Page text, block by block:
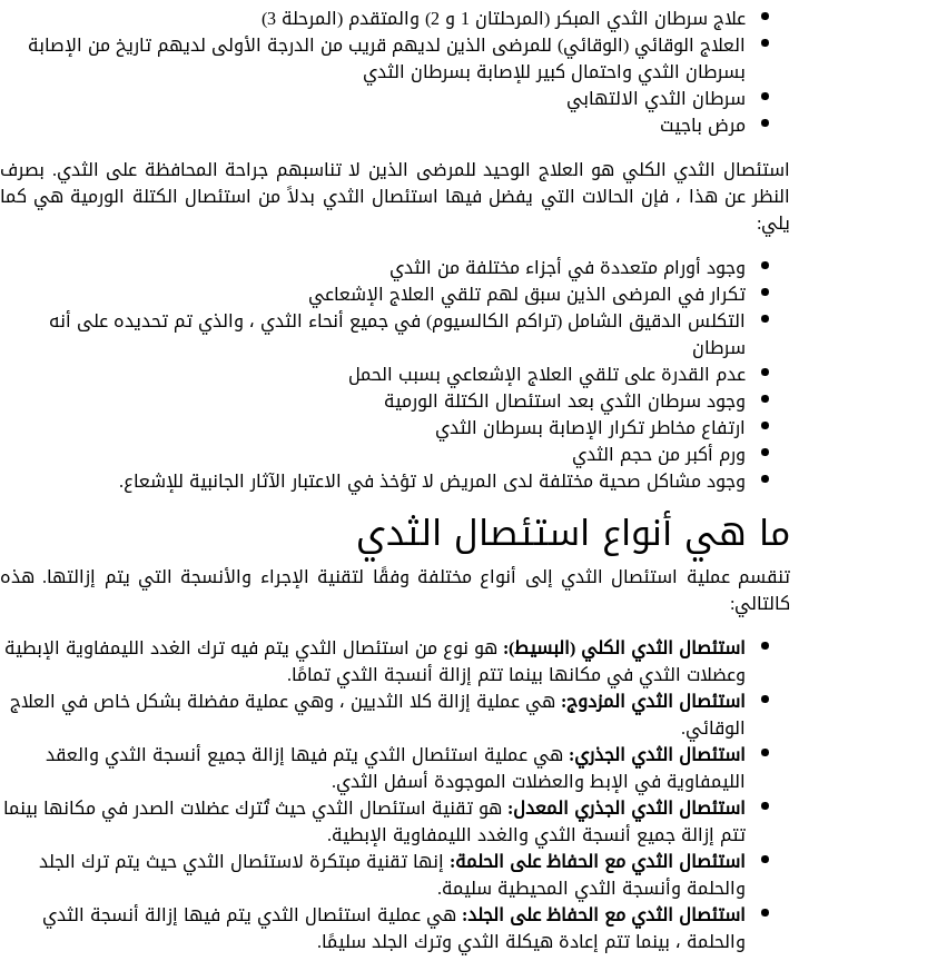
علاج سرطان الثدي المبكر (المرحلتان 1 و 2) والمتقدم (المرحلة 3)
العلاج الوقائي (الوقائي) للمرضى الذين لديهم قريب من الدرجة الأولى لديهم تاريخ من الإصابة
بسرطان الثدي واحتمال كبير للإصابة بسرطان الثدي
سرطان الثدي الالتهابي
مرض باجيت
استئصال الثدي الكلي هو العلاج الوحيد للمرضى الذين لا تناسبهم جراحة المحافظة على الثدي. بصرف
النظر عن هذا ، فإن الحالات التي يفضل فيها استئصال الثدي بدلاً من استئصال الكتلة الورمية هي كما
يلي:
وجود أورام متعددة في أجزاء مختلفة من الثدي
تكرار في المرضى الذين سبق لهم تلقي العلاج الإشعاعي
التكلس الدقيق الشامل (تراكم الكالسيوم) في جميع أنحاء الثدي ، والذي تم تحديده على أنه
سرطان
عدم القدرة على تلقي العلاج الإشعاعي بسبب الحمل
وجود سرطان الثدي بعد استئصال الكتلة الورمية
ارتفاع مخاطر تكرار الإصابة بسرطان الثدي
ورم أكبر من حجم الثدي
وجود مشاكل صحية مختلفة لدى المريض لا تؤخذ في الاعتبار الآثار الجانبية للإشعاع.
ما هي أنواع استئصال الثدي
تنقسم عملية استئصال الثدي إلى أنواع مختلفة وفقًا لتقنية الإجراء والأنسجة التي يتم إزالتها. هذه
كالتالي:
استئصال الثدي الكلي (البسيط): هو نوع من استئصال الثدي يتم فيه ترك الغدد الليمفاوية الإبطية
وعضلات الثدي في مكانها بينما تتم إزالة أنسجة الثدي تمامًا.
استئصال الثدي المزدوج: هي عملية إزالة كلا الثديين ، وهي عملية مفضلة بشكل خاص في العلاج
الوقائي.
استئصال الثدي الجذري: هي عملية استئصال الثدي يتم فيها إزالة جميع أنسجة الثدي والعقد
الليمفاوية في الإبط والعضلات الموجودة أسفل الثدي.
استئصال الثدي الجذري المعدل: هو تقنية استئصال الثدي حيث تُترك عضلات الصدر في مكانها بينما
تتم إزالة جميع أنسجة الثدي والغدد الليمفاوية الإبطية.
استئصال الثدي مع الحفاظ على الحلمة: إنها تقنية مبتكرة لاستئصال الثدي حيث يتم ترك الجلد
والحلمة وأنسجة الثدي المحيطية سليمة.
استئصال الثدي مع الحفاظ على الجلد: هي عملية استئصال الثدي يتم فيها إزالة أنسجة الثدي
والحلمة ، بينما تتم إعادة هيكلة الثدي وترك الجلد سليمًا.